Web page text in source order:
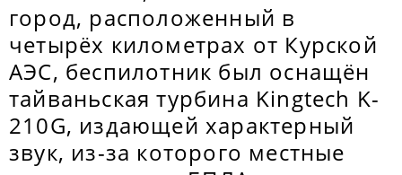
город, расположенный в
четырёх километрах от Курской
АЭС, беспилотник был оснащён
тайваньская турбина Kingtech K-
210G, издающей характерный
звук, из-за которого местные